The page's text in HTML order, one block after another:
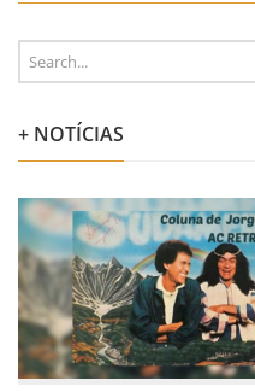
+ NOTÍCIAS